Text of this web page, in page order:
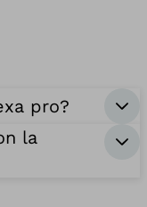
pro?
la